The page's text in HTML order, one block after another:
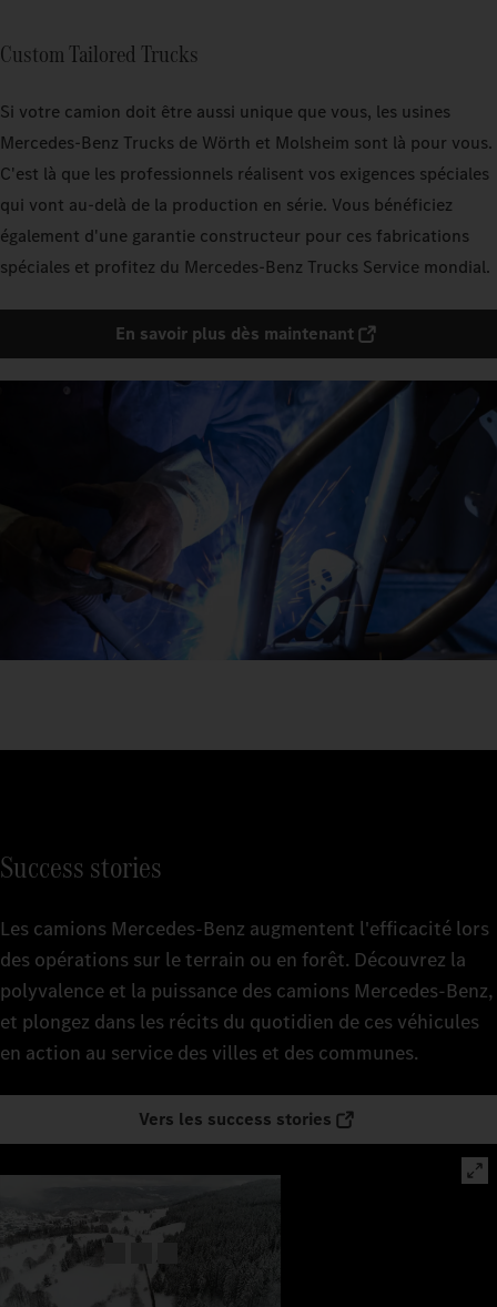
Custom Tailored Trucks
Si votre camion doit être aussi unique que vous, les usines
Mercedes‑Benz Trucks de Wörth et Molsheim sont là pour vous.
C'est là que les professionnels réalisent vos exigences spéciales
qui vont au-delà de la production en série. Vous bénéficiez
également d'une garantie constructeur pour ces fabrications
spéciales et profitez du Mercedes‑Benz Trucks Service mondial.
En savoir plus dès maintenant
Success stories
Les camions Mercedes‑Benz augmentent l'efficacité lors
des opérations sur le terrain ou en forêt. Découvrez la
polyvalence et la puissance des camions Mercedes-Benz,
et plongez dans les récits du quotidien de ces véhicules
en action au service des villes et des communes.
Vers les success stories